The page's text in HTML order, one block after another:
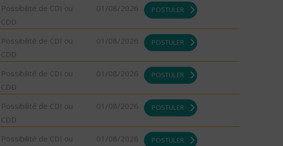
Possibilité de CDI ou
CDD
01/08/2026 POSTULER
Possibilité de CDI ou
CDD
01/08/2026 POSTULER
Possibilité de CDI ou
CDD
01/08/2026 POSTULER
Possibilité de CDI ou
CDD
01/08/2026 POSTULER
Possibilité de CDI ou
01/08/2026 POSTULER